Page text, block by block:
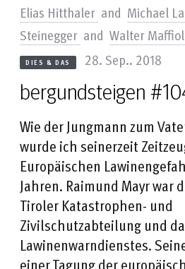
bergundsteigen
DIES & DAS 28. Sep.. 2018
Elias Hitthaler and Michael
Steinegger and Walter
Wie der Jungmann zum
wurde ich seinerzeit
Europäischen
Jahren. Raimund Mayr war
Tiroler Katastrophen- und
Zivilschutzabteilung und
Lawinenwarndienstes.
einer Tagung der